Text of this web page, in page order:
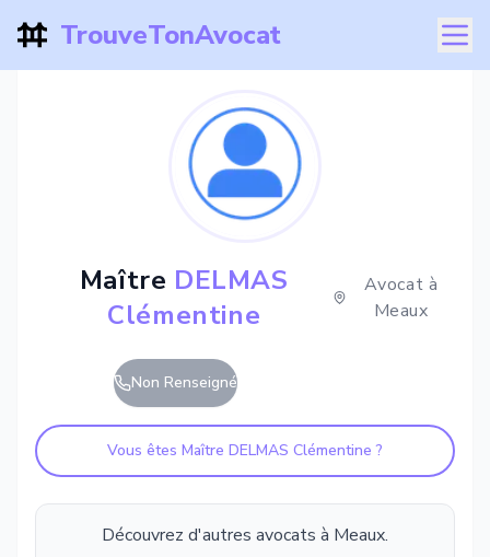
TrouveTonAvocat
Maître DELMAS
Clémentine
Avocat à
Meaux
Non Renseigné
Vous êtes Maître DELMAS Clémentine ?
Découvrez d'autres avocats à Meaux.